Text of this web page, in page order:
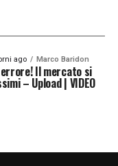
ago Marco Baridon
errore! Il mercato si
– Upload | VIDEO